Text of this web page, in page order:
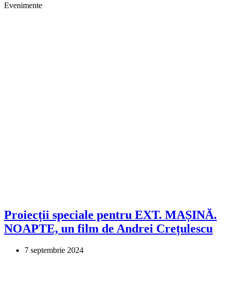
Evenimente
Proiecții speciale pentru EXT. MAȘINĂ.
NOAPTE, un film de Andrei Crețulescu
7 septembrie 2024